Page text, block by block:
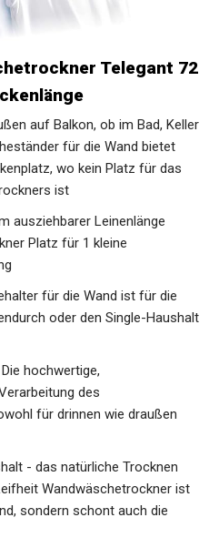
Telegant 72
auf Balkon, ob im Bad, Keller
für die Wand bietet
wo kein Platz für das
ist
ausziehbarer Leinenlänge
Platz für 1 kleine
für die Wand ist für die
oder den Single-Haushalt
hochwertige,
des
für drinnen wie draußen
- das natürliche Trocknen
Wandwäschetrockner ist
sondern schont auch die